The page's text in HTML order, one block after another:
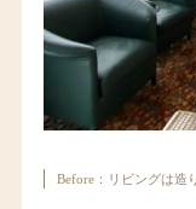
Before：リビングは造